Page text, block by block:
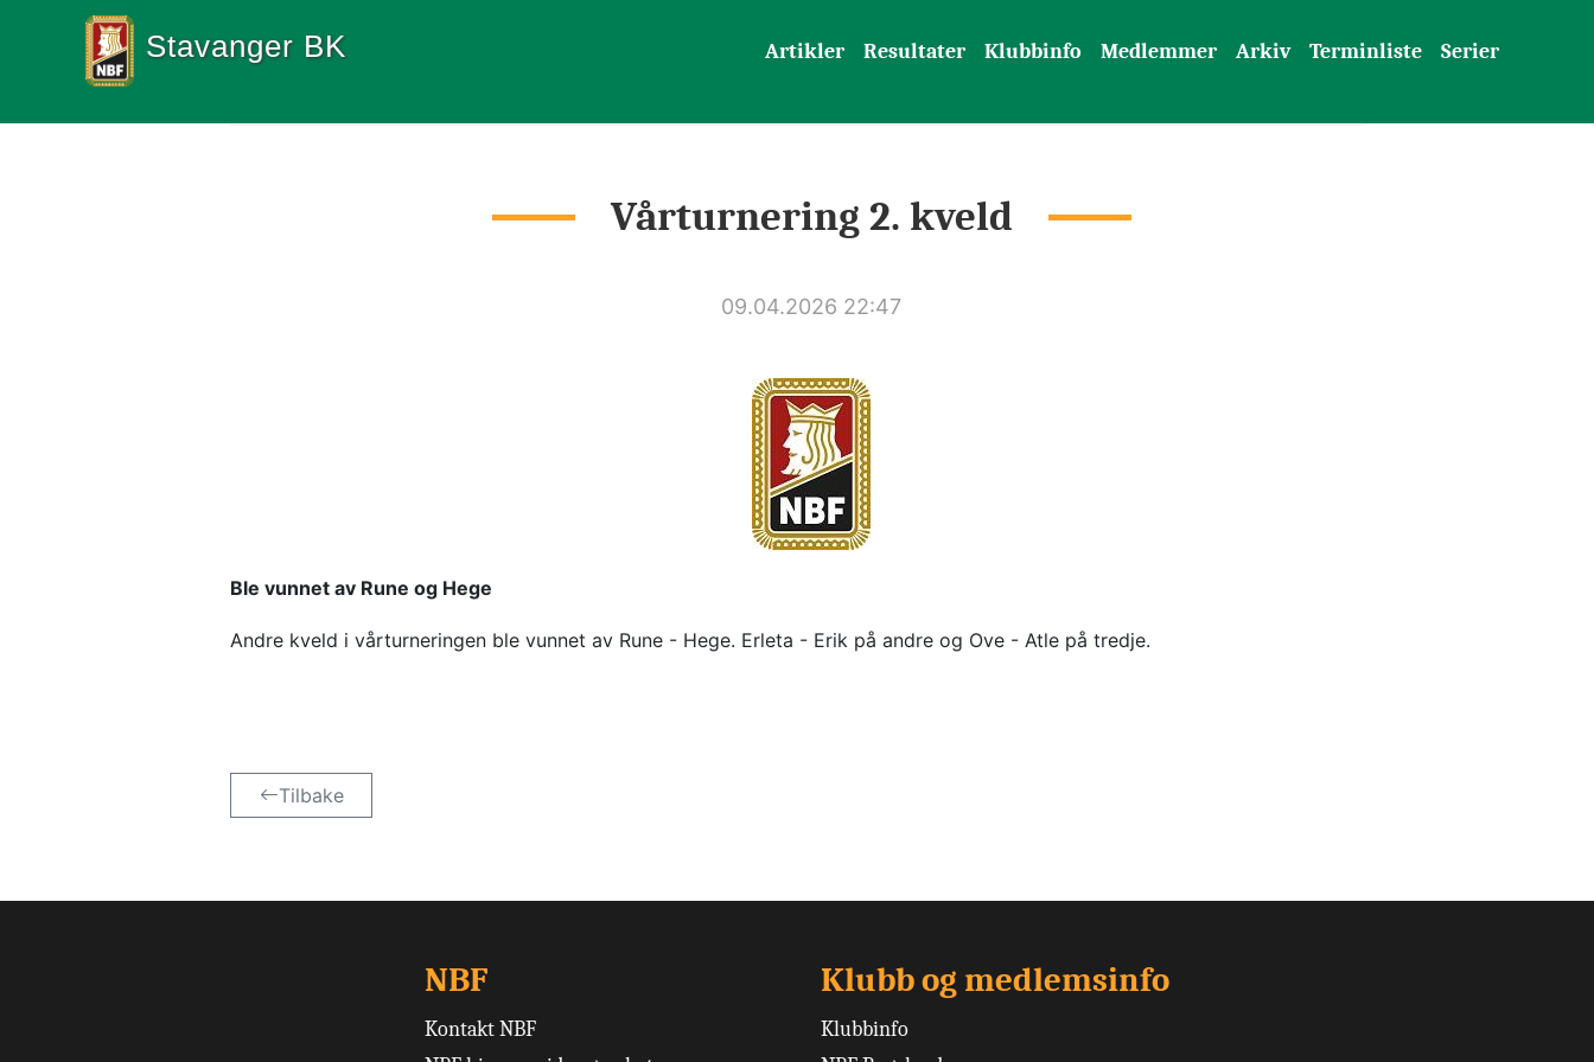
Stavanger BK Artikler Resultater Klubbinfo Medlemmer Arkiv Terminliste Serier
Vårturnering 2. kveld
09.04.2026 22:47
Ble vunnet av Rune og Hege
Andre kveld i vårturneringen ble vunnet av Rune - Hege. Erleta - Erik på andre og Ove - Atle på tredje.
Tilbake
NBF
Kontakt NBF
Klubb og medlemsinfo
Klubbinfo